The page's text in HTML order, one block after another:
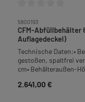
5800193
CFM-Abfüllbehälter
Auflagedeckel)
Technische Daten:•
gestoßen, spaltfrei
cm• Behälteraußen-
angeschweißter DN
Regulärer Preis:
2.641,00 €